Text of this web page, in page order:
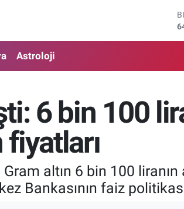
Astroloji
6 bin 100
altın 6 bin 100 liranın
Bankasının faiz